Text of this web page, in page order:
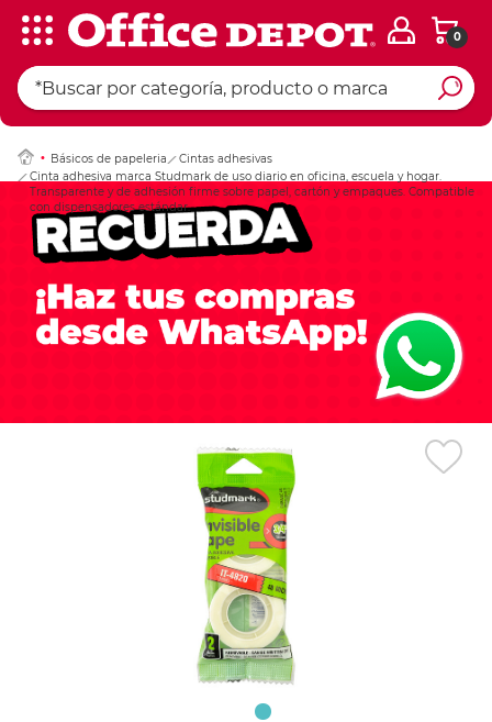
0
Básicos de papeleria
Cintas adhesivas
Cinta adhesiva marca Studmark de uso diario en oficina, escuela y hogar.
Transparente y de adhesión firme sobre papel, cartón y empaques. Compatible
con dispensadores estándar.
Ingresar Codigo